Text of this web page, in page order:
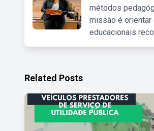
métodos
missão é orientar
educacionais
Related Posts